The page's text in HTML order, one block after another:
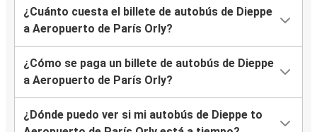
¿Cuánto cuesta el billete de autobús de Dieppe
a Aeropuerto de París Orly?
¿Cómo se paga un billete de autobús de Dieppe
a Aeropuerto de París Orly?
¿Dónde puedo ver si mi autobús de Dieppe to